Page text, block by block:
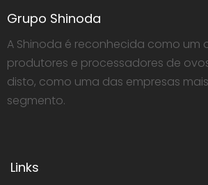
Grupo Shinoda
A Shinoda é reconhecida como um
produtores e processadores de
disto, como uma das empresas
segmento.
Links